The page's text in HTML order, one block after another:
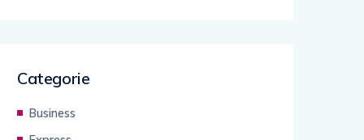
Categorie
Business